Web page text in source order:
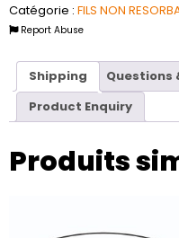
Catégorie : FILS NON
Report Abuse
Shipping Questions
Product Enquiry
Produits